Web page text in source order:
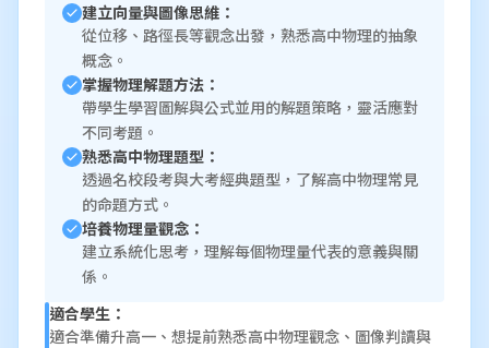
建立向量與圖像思維：
從位移、路徑長等觀念出發，熟悉高中物理的抽象
概念。
掌握物理解題方法：
帶學生學習圖解與公式並用的解題策略，靈活應對
不同考題。
熟悉高中物理題型：
透過名校段考與大考經典題型，了解高中物理常見
的命題方式。
培養物理量觀念：
建立系統化思考，理解每個物理量代表的意義與關
係。
適合學生：
適合準備升高一、想提前熟悉高中物理觀念、圖像判讀與